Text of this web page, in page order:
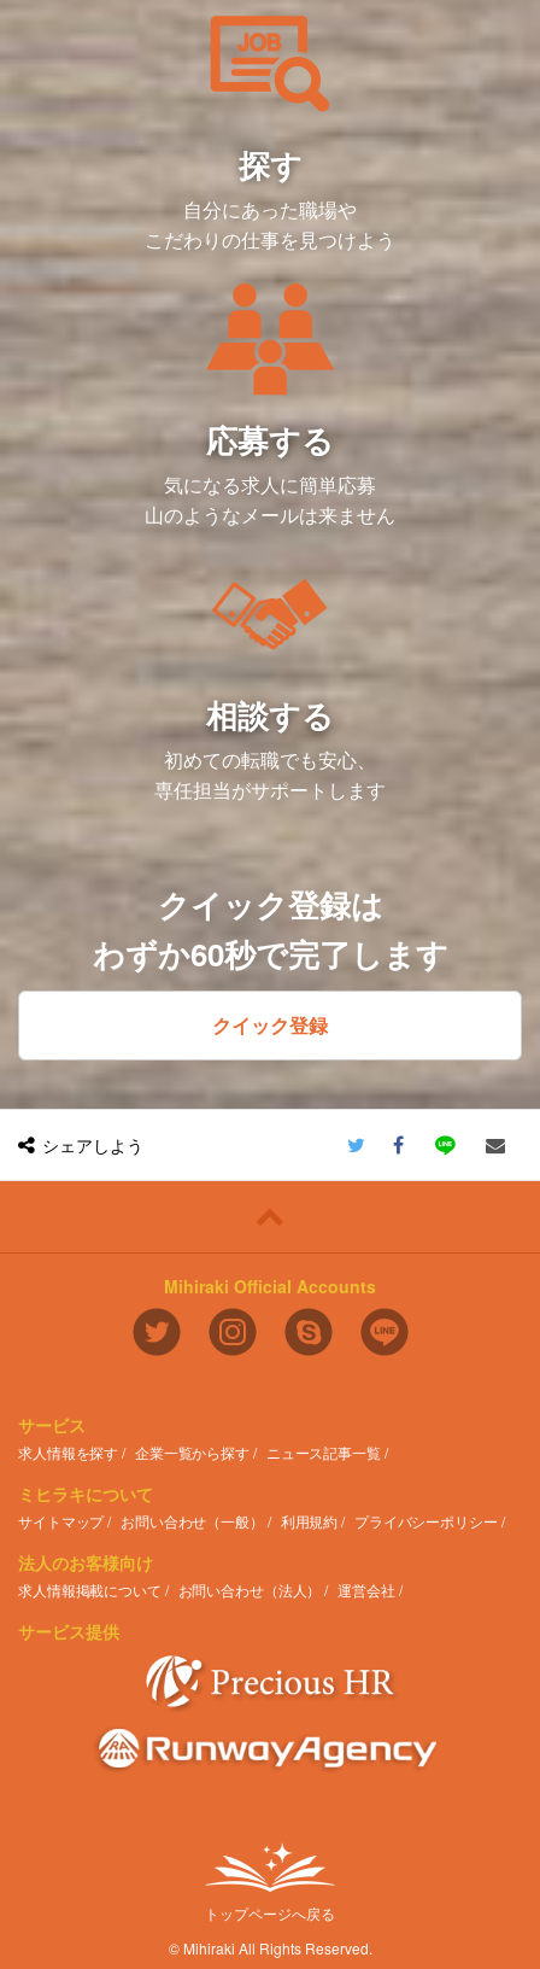
仕事については基本から先輩スタッフが丁
寧に教えますのでご安心ください。
まずは比較的簡単なお仕事からスタート
し、正確さとスピードを身につけてくださ
い。
【働きやすさ】
残業は少なく、出勤時間を7時30分～12時
で日々設定することができるなど
プライベートと両立させながら働ける環境
が整っています。
※仕事内容は、会社の指定する業務に変更
することがあります。
※同社の管轄する全ての事業所の範囲にお
いて、勤務地の変更を命ずることがありま
す（転居を伴う転勤はありません）。
探す
自分にあった職場や
こだわりの仕事を見つけよう
応募する
気になる求人に簡単応募
山のようなメールは来ません
相談する
初めての転職でも安心、
専任担当がサポートします
クイック登録は
わずか60秒で完了します
クイック登録
シェアしよう
Mihiraki Official Accounts
サービス
求人情報を探す 企業一覧から探す ニュース記事一覧
ミヒラキについて
サイトマップ お問い合わせ（一般） 利用規約 プライバシーポリシー
法人のお客様向け
求人情報掲載について お問い合わせ（法人） 運営会社
サービス提供
トップページへ戻る
© Mihiraki All Rights Reserved.